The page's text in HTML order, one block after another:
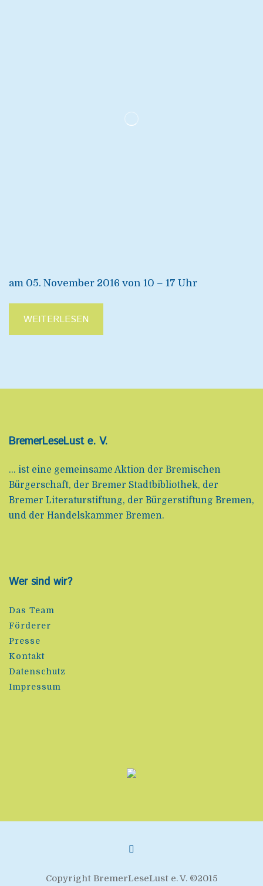
am 05. November 2016 von 10 – 17 Uhr
WEITERLESEN
BremerLeseLust e. V.
... ist eine gemeinsame Aktion der Bremischen
Bürgerschaft, der Bremer Stadtbibliothek, der
Bremer Literaturstiftung, der Bürgerstiftung Bremen,
und der Handelskammer Bremen.
Wer sind wir?
Das Team
Förderer
Presse
Kontakt
Datenschutz
Impressum
Copyright BremerLeseLust e. V. ©2015